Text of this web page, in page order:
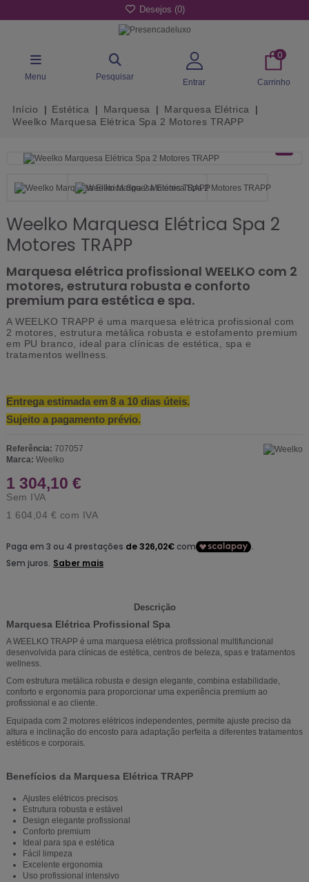
Desejos (0)
Menu Pesquisar
Entrar
0
Carrinho
Início Estética Marquesa
Marquesa Elétrica
Weelko Marquesa Elétrica Spa 2 Motores TRAPP
Weelko Marquesa Elétrica Spa 2
Motores TRAPP
Marquesa elétrica profissional WEELKO com 2
motores, estrutura robusta e conforto
premium para estética e spa.
A WEELKO TRAPP é uma marquesa elétrica profissional com
2 motores, estrutura metálica robusta e estofamento premium
em PU branco, ideal para clínicas de estética, spa e
tratamentos wellness.
Entrega estimada em 8 a 10 dias úteis.
Sujeito a pagamento prévio.
Referência: 707057
Marca: Weelko
1 304,10 €
Sem IVA
1 604,04 € com IVA
Descrição
Marquesa Elétrica Profissional Spa
A WEELKO TRAPP é uma marquesa elétrica profissional multifuncional
desenvolvida para clínicas de estética, centros de beleza, spas e tratamentos
wellness.
Com estrutura metálica robusta e design elegante, combina estabilidade,
conforto e ergonomia para proporcionar uma experiência premium ao
profissional e ao cliente.
Equipada com 2 motores elétricos independentes, permite ajuste preciso da
altura e inclinação do encosto para adaptação perfeita a diferentes tratamentos
estéticos e corporais.
Benefícios da Marquesa Elétrica TRAPP
Ajustes elétricos precisos
Estrutura robusta e estável
Design elegante profissional
Conforto premium
Ideal para spa e estética
Fácil limpeza
Excelente ergonomia
Uso profissional intensivo